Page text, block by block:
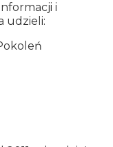
i
udzieli: